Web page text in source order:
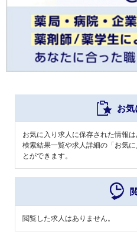
お気
お気に入り求人に保存された情報は
検索結果一覧や求人詳細の「お気
とができます。
閲覧した求人はありません。